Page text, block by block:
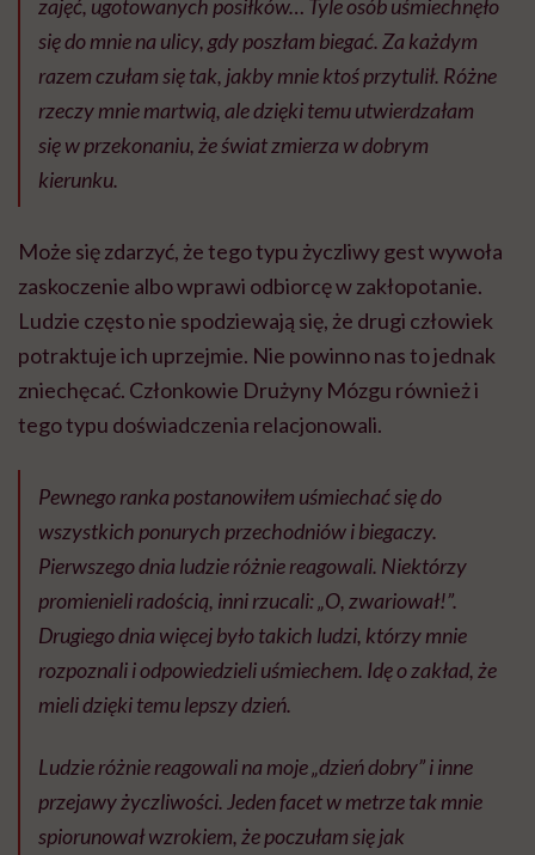
zajęć, ugotowanych posiłków… Tyle osób uśmiechnęło
się do mnie na ulicy, gdy poszłam biegać. Za każdym
razem czułam się tak, jakby mnie ktoś przytulił. Różne
rzeczy mnie martwią, ale dzięki temu utwierdzałam
się w przekonaniu, że świat zmierza w dobrym
kierunku.
Może się zdarzyć, że tego typu życzliwy gest wywoła
zaskoczenie albo wprawi odbiorcę w zakłopotanie.
Ludzie często nie spodziewają się, że drugi człowiek
potraktuje ich uprzejmie. Nie powinno nas to jednak
zniechęcać. Członkowie Drużyny Mózgu również i
tego typu doświadczenia relacjonowali.
Pewnego ranka postanowiłem uśmiechać się do
wszystkich ponurych przechodniów i biegaczy.
Pierwszego dnia ludzie różnie reagowali. Niektórzy
promienieli radością, inni rzucali: „O, zwariował!”.
Drugiego dnia więcej było takich ludzi, którzy mnie
rozpoznali i odpowiedzieli uśmiechem. Idę o zakład, że
mieli dzięki temu lepszy dzień.
Ludzie różnie reagowali na moje „dzień dobry” i inne
przejawy życzliwości. Jeden facet w metrze tak mnie
spiorunował wzrokiem, że poczułam się jak